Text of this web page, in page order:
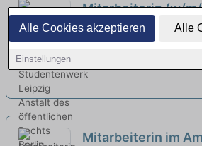
Alle Cookies akzeptieren Alle
Einstellungen
Mitarbeiterin (w/
Studentenwerk Leipzig
öffentlichen Rechts |
Mitarbeiterin im